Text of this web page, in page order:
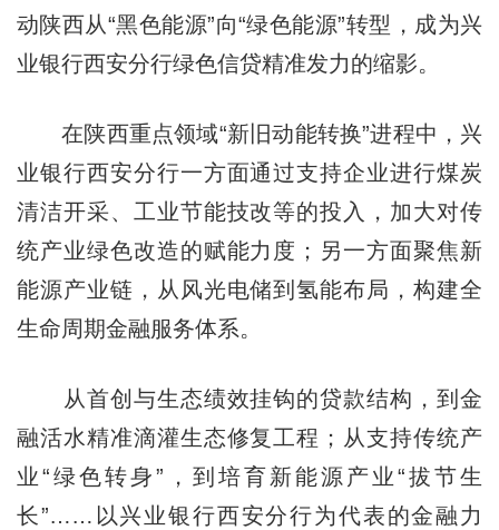
动陕西从“黑色能源”向“绿色能源”转型，成为兴
业银行西安分行绿色信贷精准发力的缩影。
在陕西重点领域“新旧动能转换”进程中，兴
业银行西安分行一方面通过支持企业进行煤炭
清洁开采、工业节能技改等的投入，加大对传
统产业绿色改造的赋能力度；另一方面聚焦新
能源产业链，从风光电储到氢能布局，构建全
生命周期金融服务体系。
从首创与生态绩效挂钩的贷款结构，到金
融活水精准滴灌生态修复工程；从支持传统产
业“绿色转身”，到培育新能源产业“拔节生
长”……以兴业银行西安分行为代表的金融力